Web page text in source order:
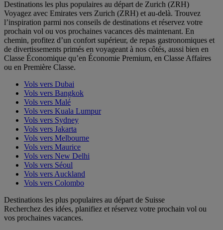
Destinations les plus populaires au départ de Zurich (ZRH)
Voyagez avec Emirates vers Zurich (ZRH) et au-delà. Trouvez
l’inspiration parmi nos conseils de destinations et réservez votre
prochain vol ou vos prochaines vacances dès maintenant. En
chemin, profitez d’un confort supérieur, de repas gastronomiques et
de divertissements primés en voyageant à nos côtés, aussi bien en
Classe Économique qu’en Économie Premium, en Classe Affaires
ou en Première Classe.
Vols vers Dubai
Vols vers Bangkok
Vols vers Malé
Vols vers Kuala Lumpur
Vols vers Sydney
Vols vers Jakarta
Vols vers Melbourne
Vols vers Maurice
Vols vers New Delhi
Vols vers Séoul
Vols vers Auckland
Vols vers Colombo
Destinations les plus populaires au départ de Suisse
Recherchez des idées, planifiez et réservez votre prochain vol ou
vos prochaines vacances.